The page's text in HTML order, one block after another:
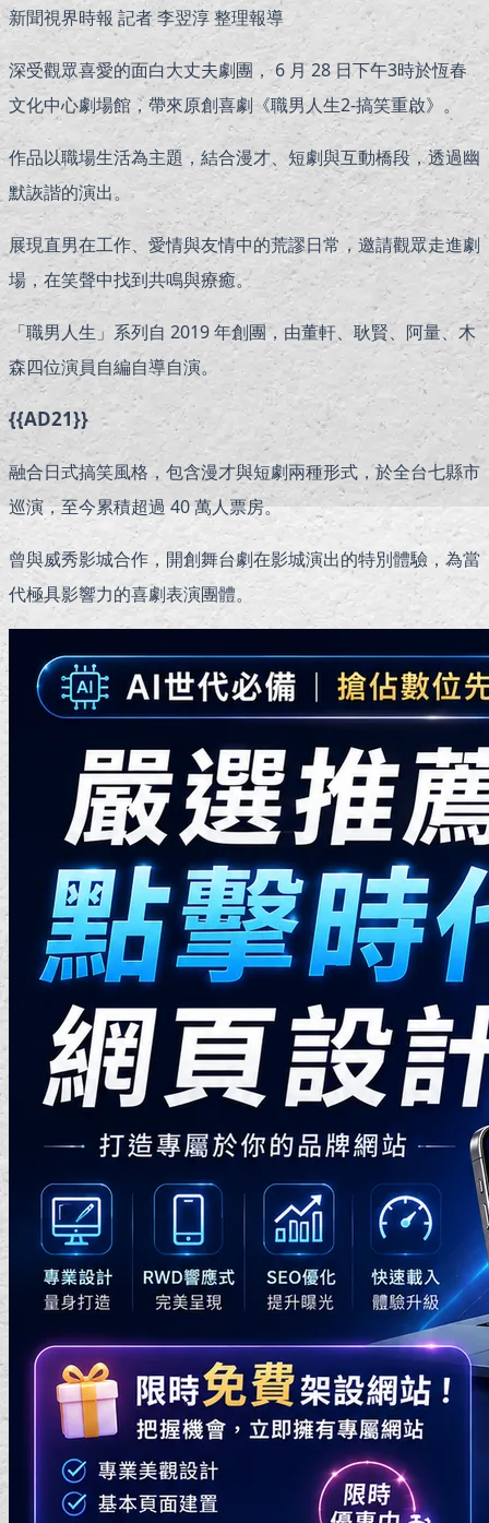
新聞視界時報 記者 李翌淳 整理報導
深受觀眾喜愛的面白大丈夫劇團， 6 月 28 日下午3時於恆春
文化中心劇場館，帶來原創喜劇《職男人生2-搞笑重啟》。
作品以職場生活為主題，結合漫才、短劇與互動橋段，透過幽
默詼諧的演出。
展現直男在工作、愛情與友情中的荒謬日常，邀請觀眾走進劇
場，在笑聲中找到共鳴與療癒。
「職男人生」系列自 2019 年創團，由董軒、耿賢、阿量、木
森四位演員自編自導自演。
{{AD21}}
融合日式搞笑風格，包含漫才與短劇兩種形式，於全台七縣市
巡演，至今累積超過 40 萬人票房。
曾與威秀影城合作，開創舞台劇在影城演出的特別體驗，為當
代極具影響力的喜劇表演團體。